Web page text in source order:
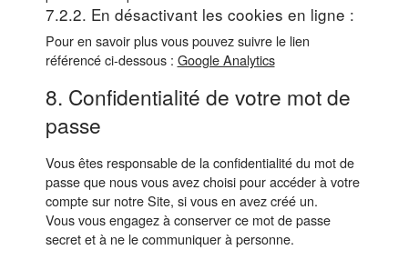
7.2.2. En désactivant les cookies en ligne :
Pour en savoir plus vous pouvez suivre le lien
référencé ci-dessous : Google Analytics
8. Confidentialité de votre mot de
passe
Vous êtes responsable de la confidentialité du mot de
passe que nous vous avez choisi pour accéder à votre
compte sur notre Site, si vous en avez créé un.
Vous vous engagez à conserver ce mot de passe
secret et à ne le communiquer à personne.